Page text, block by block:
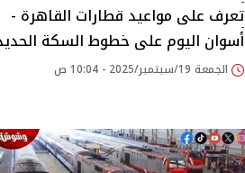
تعرف على مواعيد قطارات القاهرة -
أسوان اليوم على خطوط السكة
الجمعة 19/سبتمبر/2025 - 10:04 ص